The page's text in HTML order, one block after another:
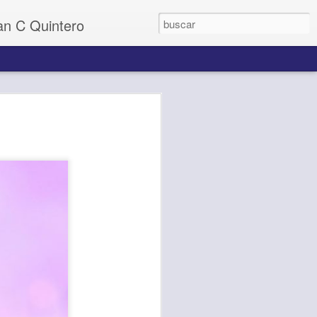
C Quintero